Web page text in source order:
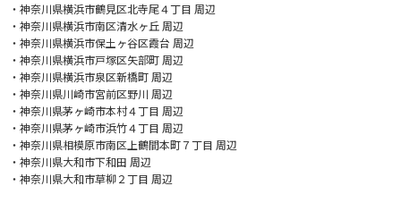
・神奈川県横浜市鶴見区北寺尾４丁目 周辺
・神奈川県横浜市南区清水ヶ丘 周辺
・神奈川県横浜市保土ヶ谷区霞台 周辺
・神奈川県横浜市戸塚区矢部町 周辺
・神奈川県横浜市泉区新橋町 周辺
・神奈川県川崎市宮前区野川 周辺
・神奈川県茅ヶ崎市本村４丁目 周辺
・神奈川県茅ヶ崎市浜竹４丁目 周辺
・神奈川県相模原市南区上鶴間本町７丁目 周辺
・神奈川県大和市下和田 周辺
・神奈川県大和市草柳２丁目 周辺